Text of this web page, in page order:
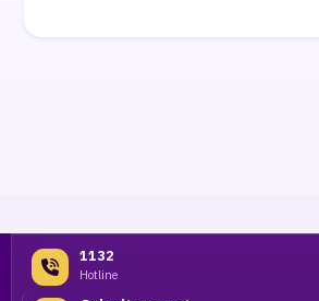
1132
Hotline